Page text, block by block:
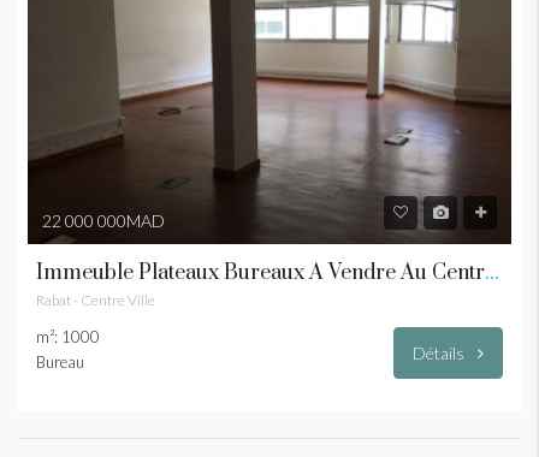
22 000 000MAD
Immeuble Plateaux Bureaux À Vendre Au Centre Ville RABAT
Rabat - Centre Ville
m²: 1000
Bureau
Détails